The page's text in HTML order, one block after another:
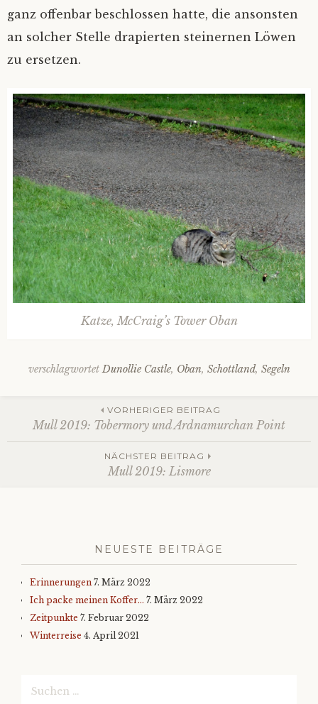
ganz offenbar beschlossen hatte, die ansonsten
an solcher Stelle drapierten steinernen Löwen
zu ersetzen.
Katze, McCraig’s Tower Oban
verschlagwortetDunollie Castle, Oban, Schottland, Segeln
Beitrags-
Navigation
VORHERIGER BEITRAG
Mull 2019: Tobermory und Ardnamurchan Point
NÄCHSTER BEITRAG
Mull 2019: Lismore
NEUESTE BEITRÄGE
Erinnerungen 7. März 2022
Ich packe meinen Koffer… 7. März 2022
Zeitpunkte 7. Februar 2022
Winterreise 4. April 2021